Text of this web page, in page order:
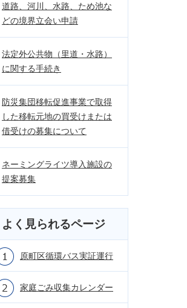
道路、河川、水路、ため池な
どの境界立会い申請
法定外公共物（里道・水路）
に関する手続き
防災集団移転促進事業で取得
した移転元地の買受けまたは
借受けの募集について
ネーミングライツ導入施設の
提案募集
よく見られるページ
原町区循環バス実証運行
家庭ごみ収集カレンダー